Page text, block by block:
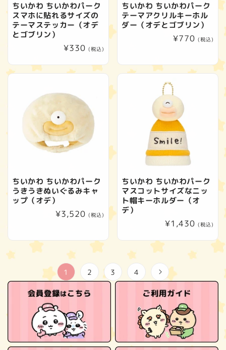
ちいかわ ちいかわパーク
スマホに貼れるサイズの
テーマステッカー（オデ
とゴブリン）
通
価
¥330 (税込)
ちいかわ ちいかわパーク
テーマアクリルキーホル
ダー（オデとゴブリン）
通
¥770 (税込)
ちいかわ ちいかわパーク
うきうきぬいぐるみキャ
ップ（オデ）
通
¥3,520 (税込)
ちいかわ ちいかわパーク
マスコットサイズなニッ
ト帽キーホルダー（オ
デ）
通
¥1,430 (税込)
1 2 3 4